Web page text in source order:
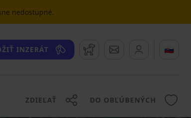
nedostupné.
INZERÁT Strážny pesSprávy 🇸🇰
ZDIEĽAŤ DO OBĽÚBENÝCH